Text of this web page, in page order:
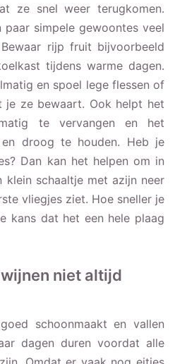
ze snel weer terugkomen.
simpele gewoontes veel
rijp fruit bijvoorbeeld
tijdens warme dagen.
en spoel lege flessen of
je ze bewaart. Ook helpt het
te vervangen en het
droog te houden. Heb je
Dan kan het helpen om in
klein schaaltje met azijn neer
vliegjes ziet. Hoe sneller je
kans dat het een hele plaag
niet altijd
schoonmaakt en vallen
dagen duren voordat alle